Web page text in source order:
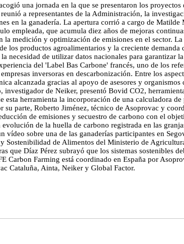
una jornada en la que se presentaron los
a representantes de la Administración, la
en la ganadería. La apertura corrió a cargo de
empleada, que acumula diez años de mejoras
la medición y optimización de emisiones en el sector.
los productos agroalimentarios y la creciente
necesidad de utilizar datos nacionales para
del 'Label Bas Carbone' francés, uno de los
inversoras en descarbonización. Entre los
alcanzada gracias al apoyo de asesores y
investigador de Neiker, presentó Bovid CO2,
esta herramienta la incorporación de una calculadora
su parte, Roberto Jiménez, técnico de Asoprovac y
de emisiones y secuestro de carbono con el
de la huella de carbono registrada en las
vídeo sobre una de las ganaderías participantes en
Sostenibilidad de Alimentos del Ministerio de
que Díaz Pérez subrayó que los sistemas sostenibles
Carbon Farming está coordinado en España por
Cataluña, Ainta, Neiker y Global Factor.